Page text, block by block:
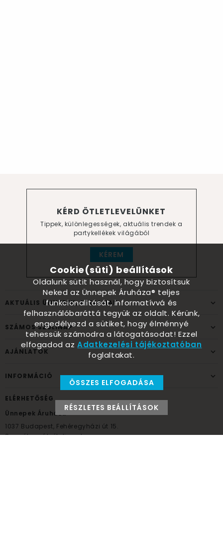
KÉRD ÖTLETLEVELÜNKET
Tippek, különlegességek, aktuális trendek a
partykellékek világából
KÉREM
AKTUÁLIS ÜNNEPEK, ALKALMAK
SZÁMOS SZÜLINAP
AJÁNLATOK
INFORMÁCIÓ
ELÉRHETŐSÉG
Ünnepek Áruháza
1037 Budapest, Fehéregyházi út 15.
Személyes átvételi pont
Cookie(süti) beállítások
Oldalunk sütit használ, hogy biztosítsuk
Neked az Ünnepek Áruháza® teljes
funkcionalitását, informatívvá és
felhasználóbaráttá tegyük az oldalt. Kérünk,
engedélyezd a sütiket, hogy élménnyé
tehessük számodra a látogatásodat! Ezzel
elfogadod azAdatkezelési tájékoztatóban
foglaltakat.
ÖSSZES ELFOGADÁSA
RÉSZLETES BEÁLLÍTÁSOK